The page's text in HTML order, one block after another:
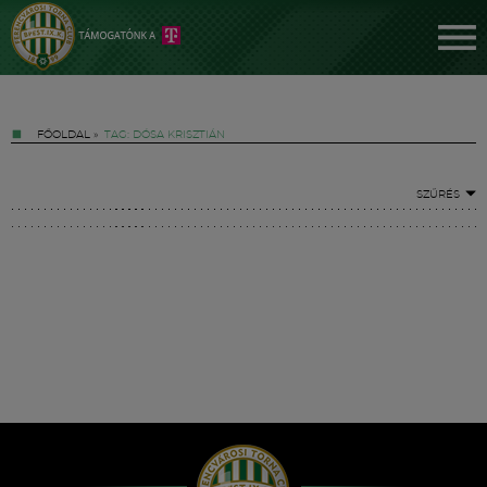
FŐOLDAL » TAG: DÓSA KRISZTIÁN
SZŰRÉS
Hírek